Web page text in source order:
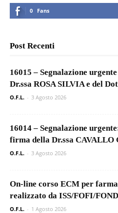
0 Fans
Post Recenti
16015 – Segnalazione
Dr.ssa ROSA SILVIA e del
O.F.L. - 3 Agosto 2026
16014 – Segnalazione
firma della Dr.ssa
O.F.L. - 3 Agosto 2026
On-line corso ECM per
realizzato da ISS/FOFI/
O.F.L. - 1 Agosto 2026